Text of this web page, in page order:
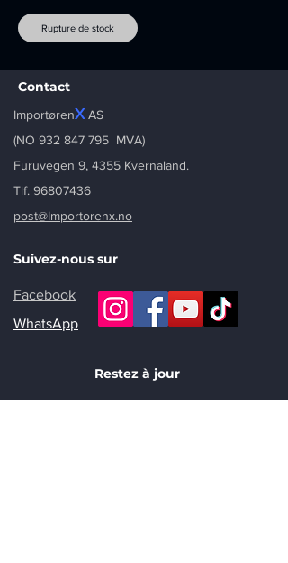
Rupture de stock
Contact
ImportørenXAS
(NO 932 847 795 MVA)
Furuvegen 9, 4355 Kvernaland.
Tlf. 96807436
post@Importorenx.no
Suivez-nous sur
Facebook
WhatsApp
Restez à jour